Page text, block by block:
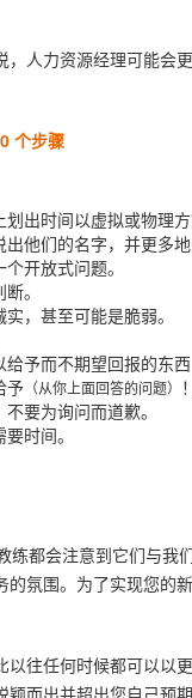
人力资源经理可能会
个步骤
划出时间以虚拟或物理
他们的名字，并更多地
开放式问题。
。
，甚至可能是脆弱。
给予而不期望回报的东西
予 （从你上面回答的问题） ！
要为询问而道歉。
时间。
练都会注意到它们与我
氛围。 为了实现您的
往任何时候都可以以
而出并超出您自己预期